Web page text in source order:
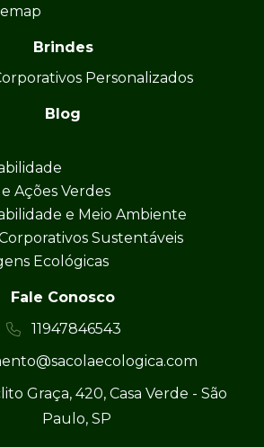
Brindes
Personalizados
Blog
Ações Verdes
e Meio Ambiente
Sustentáveis
Ecológicas
Fale Conosco
11947846543
Graça, 420, Casa Verde - São
Paulo, SP